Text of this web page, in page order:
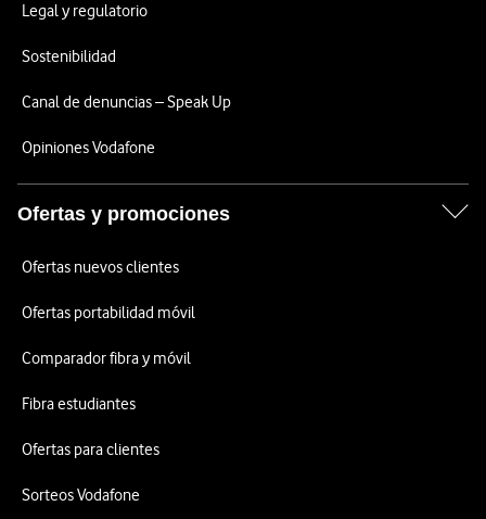
Legal y regulatorio
Sostenibilidad
Canal de denuncias – Speak Up
Opiniones Vodafone
Ofertas y promociones
Ofertas nuevos clientes
Ofertas portabilidad móvil
Comparador fibra y móvil
Fibra estudiantes
Ofertas para clientes
Sorteos Vodafone